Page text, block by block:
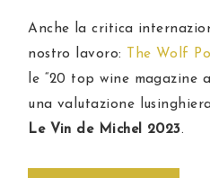
Anche la critica
nostro lavoro:
The Wolf
le “20 top wine magazine
una valutazione
Le Vin de Michel 2023.